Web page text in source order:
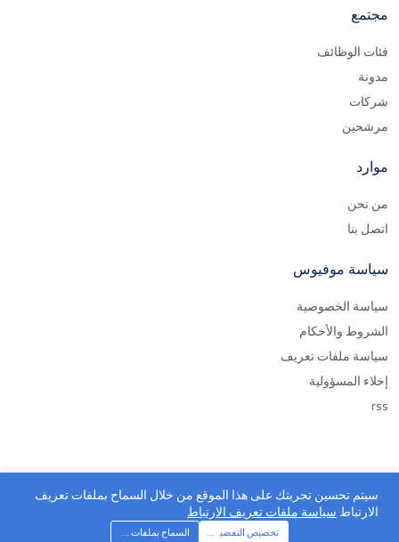
مجتمع
فئات الوظائف
مدونة
شركات
مرشحين
موارد
من نحن
اتصل بنا
سياسة موفيوس
سياسة الخصوصية
الشروط والأحكام
سياسة ملفات تعريف
إخلاء المسؤولية
rss
موفيوس ©2026 جميع الحقوق محفوظة
سيتم تحسين تجربتك على هذا الموقع من خلال السماح بملفات تعريف
الارتباطسياسة ملفات تعريف الارتباط
تخصيص التفضيلات السماح بملفات تعريف الارتباط